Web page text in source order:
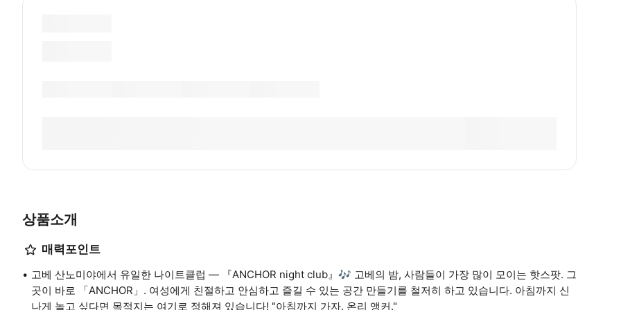
상품소개
매력포인트
고베 산노미야에서 유일한 나이트클럽 ― 『ANCHOR night club』🎶 고베의 밤, 사람들이 가장 많이 모이는 핫스팟. 그
곳이 바로 「ANCHOR」. 여성에게 친절하고 안심하고 즐길 수 있는 공간 만들기를 철저히 하고 있습니다. 아침까지 신
나게 놀고 싶다면 목적지는 여기로 정해져 있습니다! "아침까지 가자. 온리 앵커."